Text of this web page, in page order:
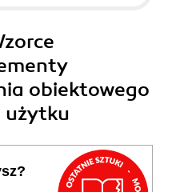
obiektowego
użytku